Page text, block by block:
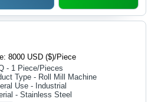
8000 USD ($)/Piece
- 1 Piece/Pieces
Type - Roll Mill Machine
Use - Industrial
- Stainless Steel